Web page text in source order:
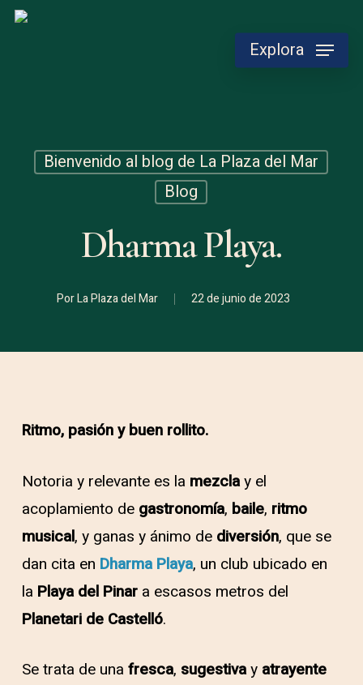
Skip
Explora
Bienvenido al blog de La Plaza del Mar
Blog
Dharma Playa.
PorLa Plaza del Mar 22 de junio de 2023
Ritmo, pasión y buen rollito.
Notoria y relevante es la mezclay el
acoplamiento de gastronomía, baile, ritmo
musical, y ganas y ánimo de diversión, que se
dan cita en Dharma Playa, un club ubicado en
la Playa del Pinara escasos metros del
Planetari de Castelló.
Se trata de una fresca, sugestivay atrayente